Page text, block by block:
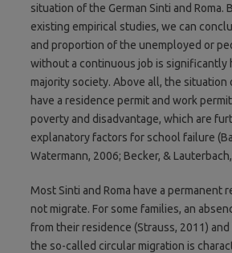
situation of the German Sinti and Roma.
existing empirical studies, we can
and proportion of the unemployed or
without a continuous job is significantly
majority society. Above all, the
have a residence permit and work
poverty and disadvantage, which are
explanatory factors for school failure
Watermann, 2006; Becker, &
Most Sinti and Roma have a permanent
not migrate. For some families, an
from their residence (Strauss, 2011)
the so-called circular migration is